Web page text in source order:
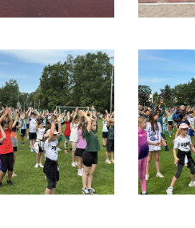
Services
Deine Mitgliedschaft